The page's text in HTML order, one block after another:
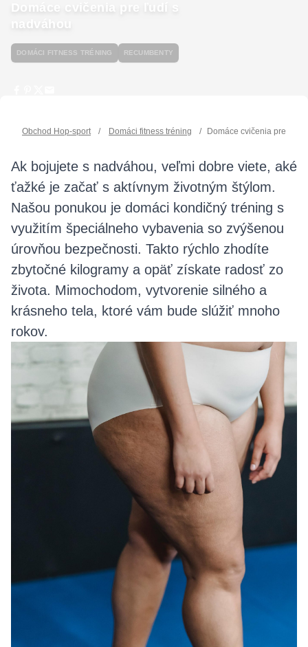
Domáce cvičenia pre ľudí s
nadváhou
DOMÁCI FITNESS TRÉNING RECUMBENTY
Obchod Hop-sport / Domáci fitness tréning / Domáce cvičenia pre ľudí
Ak bojujete s nadváhou, veľmi dobre viete, aké
ťažké je začať s aktívnym životným štýlom.
Našou ponukou je domáci kondičný tréning s
využitím špeciálneho vybavenia so zvýšenou
úrovňou bezpečnosti. Takto rýchlo zhodíte
zbytočné kilogramy a opäť získate radosť zo
života. Mimochodom, vytvorenie silného a
krásneho tela, ktoré vám bude slúžiť mnoho
rokov.